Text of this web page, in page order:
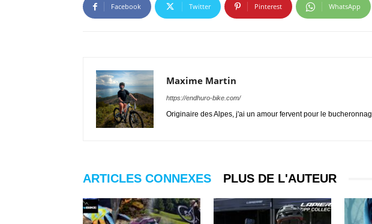
Facebook Twitter Pinterest WhatsApp
Maxime Martin
https://endhuro-bike.com/
Originaire des Alpes, j'ai un amour fervent pour le
ARTICLES CONNEXES PLUS DE L'AUTEUR